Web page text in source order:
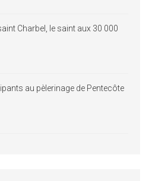
Charbel, le saint aux 30 000
au pèlerinage de Pentecôte